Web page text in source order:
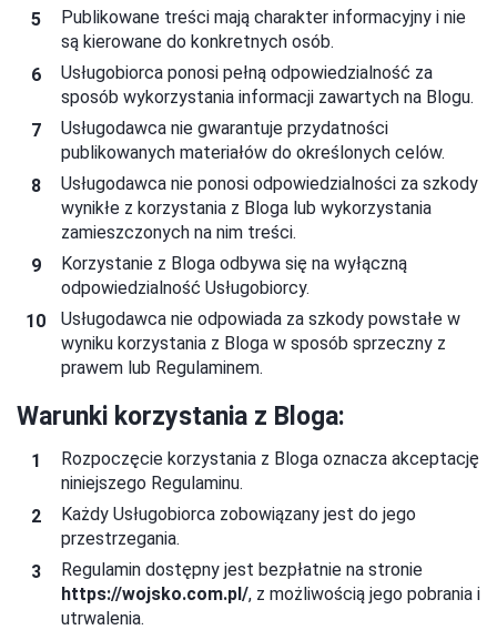
Publikowane treści mają charakter informacyjny i nie
są kierowane do konkretnych osób.
Usługobiorca ponosi pełną odpowiedzialność za
sposób wykorzystania informacji zawartych na Blogu.
Usługodawca nie gwarantuje przydatności
publikowanych materiałów do określonych celów.
Usługodawca nie ponosi odpowiedzialności za szkody
wynikłe z korzystania z Bloga lub wykorzystania
zamieszczonych na nim treści.
Korzystanie z Bloga odbywa się na wyłączną
odpowiedzialność Usługobiorcy.
Usługodawca nie odpowiada za szkody powstałe w
wyniku korzystania z Bloga w sposób sprzeczny z
prawem lub Regulaminem.
Warunki korzystania z Bloga:
Rozpoczęcie korzystania z Bloga oznacza akceptację
niniejszego Regulaminu.
Każdy Usługobiorca zobowiązany jest do jego
przestrzegania.
Regulamin dostępny jest bezpłatnie na stronie
https://wojsko.com.pl/, z możliwością jego pobrania i
utrwalenia.